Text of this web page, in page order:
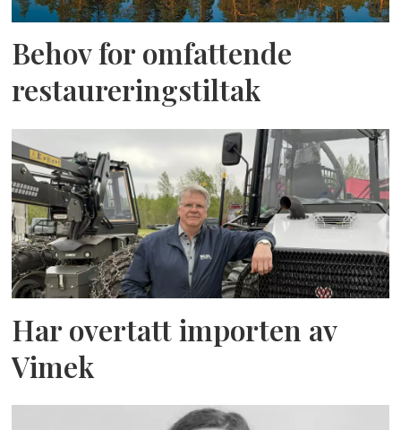
Behov for omfattende
restaureringstiltak
Har overtatt importen av
Vimek